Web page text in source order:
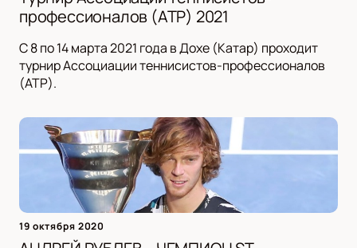
профессионалов (ATP) 2021
С 8 по 14 марта 2021 года в Дохе (Катар) проходит
турнир Ассоциации теннисистов-профессионалов
(ATP).
19 октября 2020